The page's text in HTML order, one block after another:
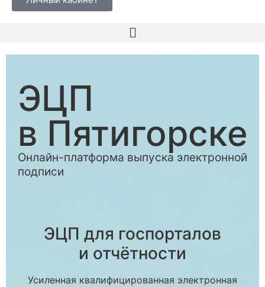
ЭЦП
в Пятигорске
Онлайн-платформа выпуска электронной
подписи
ЭЦП для госпорталов
и отчётности
Усиленная квалифицированная электронная